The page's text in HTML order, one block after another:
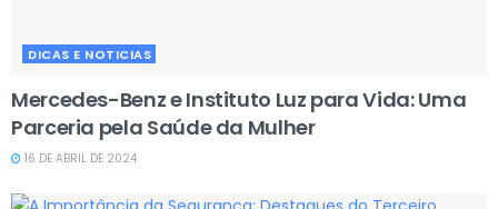
DICAS E NOTICIAS
Mercedes-Benz e Instituto Luz para Vida: Uma
Parceria pela Saúde da Mulher
16 DE ABRIL DE 2024